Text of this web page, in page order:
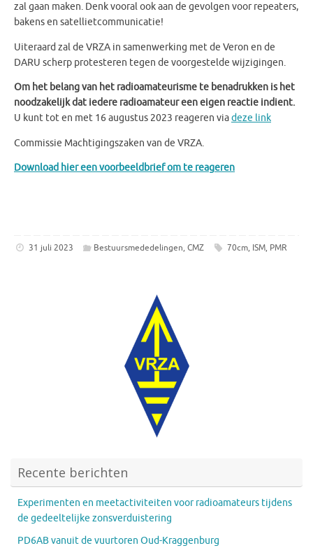
zal gaan maken. Denk vooral ook aan de gevolgen voor repeaters,
bakens en satellietcommunicatie!
Uiteraard zal de VRZA in samenwerking met de Veron en de
DARU scherp protesteren tegen de voorgestelde wijzigingen.
Om het belang van het radioamateurisme te benadrukken is het
noodzakelijk dat iedere radioamateur een eigen reactie indient.
U kunt tot en met 16 augustus 2023 reageren viadeze link
Commissie Machtigingszaken van de VRZA.
Download hier een voorbeeldbrief om te reageren
31 juli 2023 Bestuursmededelingen,CMZ 70cm, ISM, PMR
Recente berichten
Experimenten en meetactiviteiten voor radioamateurs tijdens
de gedeeltelijke zonsverduistering
PD6AB vanuit de vuurtoren Oud-Kraggenburg